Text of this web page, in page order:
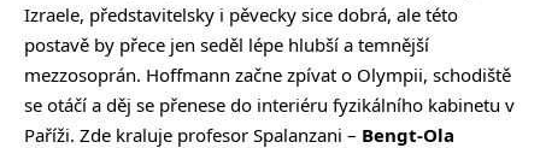
Izraele, představitelsky i pěvecky sice dobrá, ale této
postavě by přece jen seděl lépe hlubší a temnější
mezzosoprán. Hoffmann začne zpívat o Olympii, schodiště
se otáčí a děj se přenese do interiéru fyzikálního kabinetu v
Paříži. Zde kraluje profesor Spalanzani – Bengt-Ola